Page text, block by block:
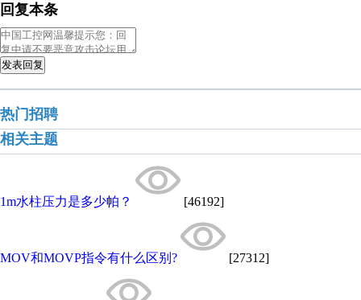
回复本条
发表回复
热门招聘
相关主题
1m水柱压力是多少帕？ [46192]
MOV和MOVP指令有什么区别? [27312]